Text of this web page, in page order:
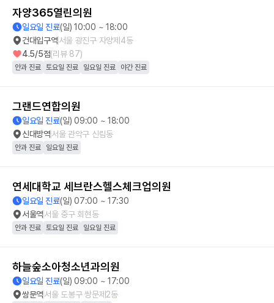
자양365열린의원
일요일 진료(일) 10:00 ~ 18:00
건대입구역서울 광진구 자양제4동
4.5/5점(리뷰 87)
안과 진료 토요일 진료 일요일 진료 야간 진료
그랜드연합의원
일요일 진료(일) 09:00 ~ 18:00
신대방역서울 관악구 신림동
안과 진료 일요일 진료
연세대학교 세브란스헬스체크업의원
일요일 진료(일) 07:00 ~ 17:30
서울역서울 중구 회현동
안과 진료 토요일 진료 일요일 진료
하늘숲소아청소년과의원
일요일 진료(일) 09:00 ~ 17:00
쌍문역서울 도봉구 쌍문제2동